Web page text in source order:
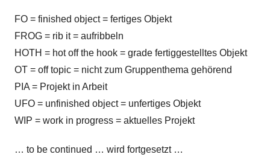
FO = finished object = fertiges Objekt
FROG = rib it = aufribbeln
HOTH = hot off the hook = grade fertiggestelltes Objekt
OT = off topic = nicht zum Gruppenthema gehörend
PIA = Projekt in Arbeit
UFO = unfinished object = unfertiges Objekt
WIP = work in progress = aktuelles Projekt
… to be continued … wird fortgesetzt …